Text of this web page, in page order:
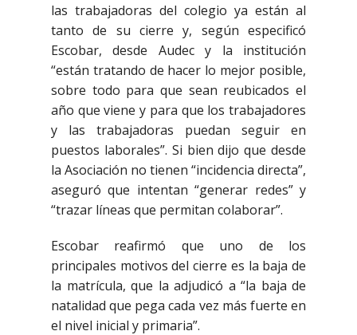
las trabajadoras del colegio ya están al
tanto de su cierre y, según especificó
Escobar, desde Audec y la institución
“están tratando de hacer lo mejor posible,
sobre todo para que sean reubicados el
año que viene y para que los trabajadores
y las trabajadoras puedan seguir en
puestos laborales”. Si bien dijo que desde
la Asociación no tienen “incidencia directa”,
aseguró que intentan “generar redes” y
“trazar líneas que permitan colaborar”.
Escobar reafirmó que uno de los
principales motivos del cierre es la baja de
la matrícula, que la adjudicó a “la baja de
natalidad que pega cada vez más fuerte en
el nivel inicial y primaria”.